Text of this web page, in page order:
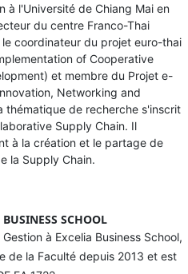
à l'Université de Chiang Mai en
du centre Franco-Thai
coordinateur du projet euro-thai
of Cooperative
et membre du Projet e-
Networking and
thématique de recherche s'inscrit
Supply Chain. Il
à la création et le partage de
la Supply Chain.
BUSINESS SCHOOL
à Excelia Business School,
de la Faculté depuis 2013 et est